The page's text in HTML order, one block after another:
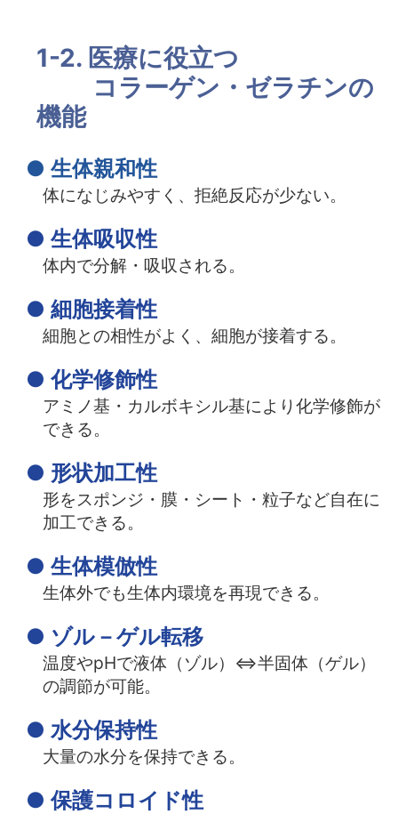
1-2. 医療に役立つ
コラーゲン・ゼラチンの
機能
● 生体親和性
体になじみやすく、拒絶反応が少ない。
● 生体吸収性
体内で分解・吸収される。
● 細胞接着性
細胞との相性がよく、細胞が接着する。
● 化学修飾性
アミノ基・カルボキシル基により化学修飾が
できる。
● 形状加工性
形をスポンジ・膜・シート・粒子など自在に
加工できる。
● 生体模倣性
生体外でも生体内環境を再現できる。
● ゾル－ゲル転移
温度やpHで液体（ゾル）⇔半固体（ゲル）
の調節が可能。
● 水分保持性
大量の水分を保持できる。
● 保護コロイド性